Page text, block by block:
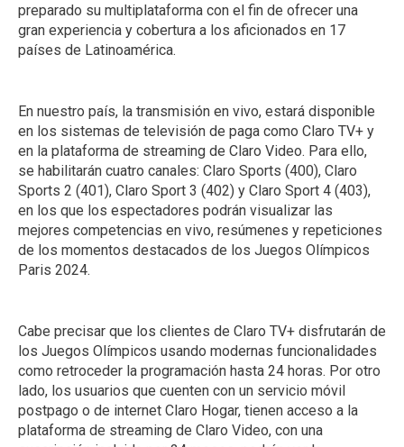
preparado su multiplataforma con el fin de ofrecer una
gran experiencia y cobertura a los aficionados en 17
países de Latinoamérica.
En nuestro país, la transmisión en vivo, estará disponible
en los sistemas de televisión de paga como Claro TV+ y
en la plataforma de streaming de Claro Video. Para ello,
se habilitarán cuatro canales: Claro Sports (400), Claro
Sports 2 (401), Claro Sport 3 (402) y Claro Sport 4 (403),
en los que los espectadores podrán visualizar las
mejores competencias en vivo, resúmenes y repeticiones
de los momentos destacados de los Juegos Olímpicos
Paris 2024.
Cabe precisar que los clientes de Claro TV+ disfrutarán de
los Juegos Olímpicos usando modernas funcionalidades
como retroceder la programación hasta 24 horas. Por otro
lado, los usuarios que cuenten con un servicio móvil
postpago o de internet Claro Hogar, tienen acceso a la
plataforma de streaming de Claro Video, con una